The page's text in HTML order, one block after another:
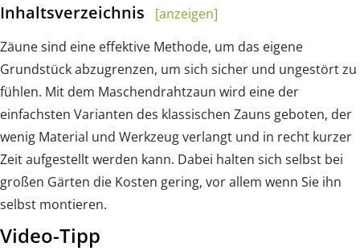
Inhaltsverzeichnis
[anzeigen]
Zäune sind eine effektive Methode, um das eigene
Grundstück abzugrenzen, um sich sicher und ungestört zu
fühlen. Mit dem Maschendrahtzaun wird eine der
einfachsten Varianten des klassischen Zauns geboten, der
wenig Material und Werkzeug verlangt und in recht kurzer
Zeit aufgestellt werden kann. Dabei halten sich selbst bei
großen Gärten die Kosten gering, vor allem wenn Sie ihn
selbst montieren.
Video-Tipp